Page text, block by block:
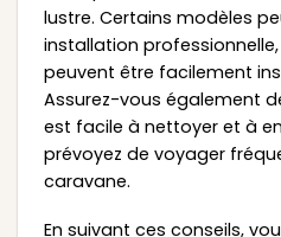
lustre. Certains modèles
installation
peuvent être facilement
Assurez-vous également
est facile à nettoyer et à
prévoyez de voyager
caravane.
En suivant ces conseils,